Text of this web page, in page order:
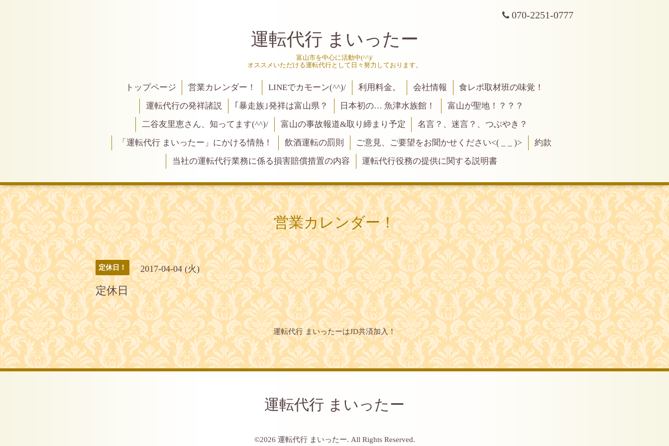
070-2251-0777
運転代行 まいったー
富山市を中心に活動中(^^)/
オススメいただける運転代行として日々努力しております。
トップページ 営業カレンダー！ LINEでカモーン(^^)/ 利用料金。 会社情報
食レポ取材班の味覚！
運転代行の発祥諸説
｢暴走族｣発祥は富山県？ 日本初の… 魚津水族館！
富山が聖地！？？？
二谷友里恵さん、知ってます(^^)/
富山の事故報道&取り締まり予定
名言？、迷言？、つぶやき？
「運転代行 まいったー」にかける情熱！
飲酒運転の罰則 ご意見、ご要望をお聞かせください<( _ _ )>
約款
当社の運転代行業務に係る損害賠償措置の内容
運転代行役務の提供に関する説明書
営業カレンダー！
定休日！ 2017-04-04 (火)
定休日
運転代行 まいったーはJD共済加入！
運転代行 まいったー
©2026 運転代行 まいったー. All Rights Reserved.